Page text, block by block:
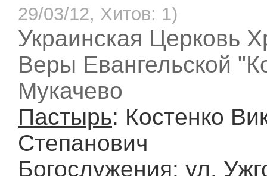
29/03/12, Хитов: 1)
Украинская Церковь
Веры Евангельской
Мукачево
Пастырь: Костенко
Степанович
Богослужения: ул.